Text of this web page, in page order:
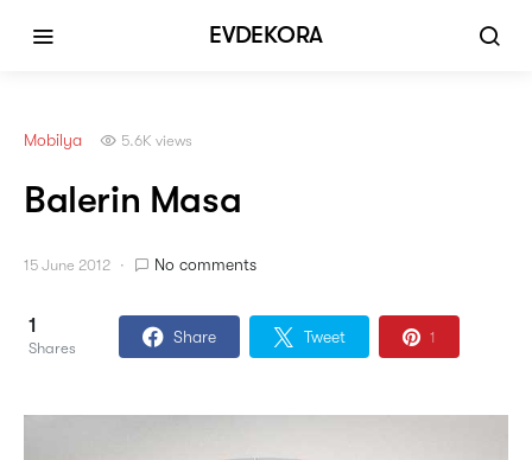
EVDEKORA
Mobilya 5.6K views
Balerin Masa
15 June 2012 No comments
1
Shares
Share Tweet 1